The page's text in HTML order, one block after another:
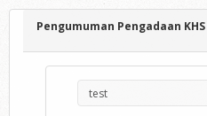
Pengumuman Pengadaan KHS